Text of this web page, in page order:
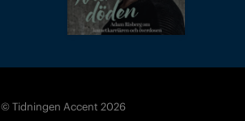
© Tidningen Accent 2026